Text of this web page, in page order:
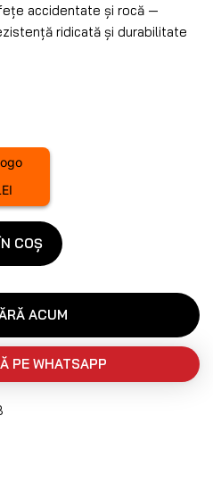
accidentate și rocă —
ridicată și durabilitate
COȘ
ACUM
PE WHATSAPP